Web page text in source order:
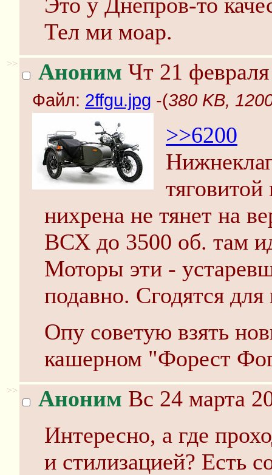
Тел ми моар.
>> Аноним Чт 21
Файл: 2ffgu.jpg -(380 KB,
>>6200
нихрена не тянет на
ВСХ до 3500 об. там
Моторы эти -
подавно. Сгодятся
Опу советую взять
кашерном "Форест
>> Аноним Вс 24 марта
Интересно, а где
и стилизацией? Есть